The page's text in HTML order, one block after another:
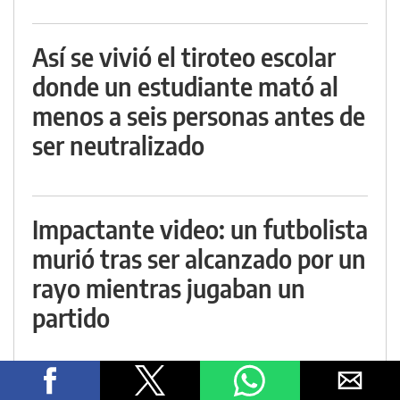
Así se vivió el tiroteo escolar
donde un estudiante mató al
menos a seis personas antes de
ser neutralizado
Impactante video: un futbolista
murió tras ser alcanzado por un
rayo mientras jugaban un
partido